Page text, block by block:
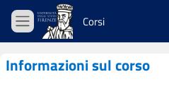
Vai al contenuto principale
Pannello laterale
Corsi
Informazioni sul corso